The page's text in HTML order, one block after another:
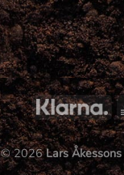
© 2026Lars